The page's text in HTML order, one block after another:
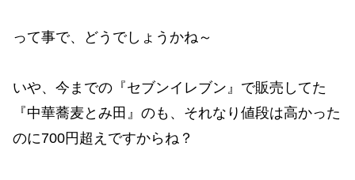
って事で、どうでしょうかね～
いや、今までの『セブンイレブン』で販売してた
『中華蕎麦とみ田』のも、それなり値段は高かった
のに700円超えですからね？